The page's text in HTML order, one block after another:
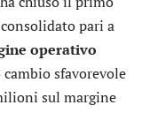
consolidato pari a
operativo
sfavorevole
sul margine